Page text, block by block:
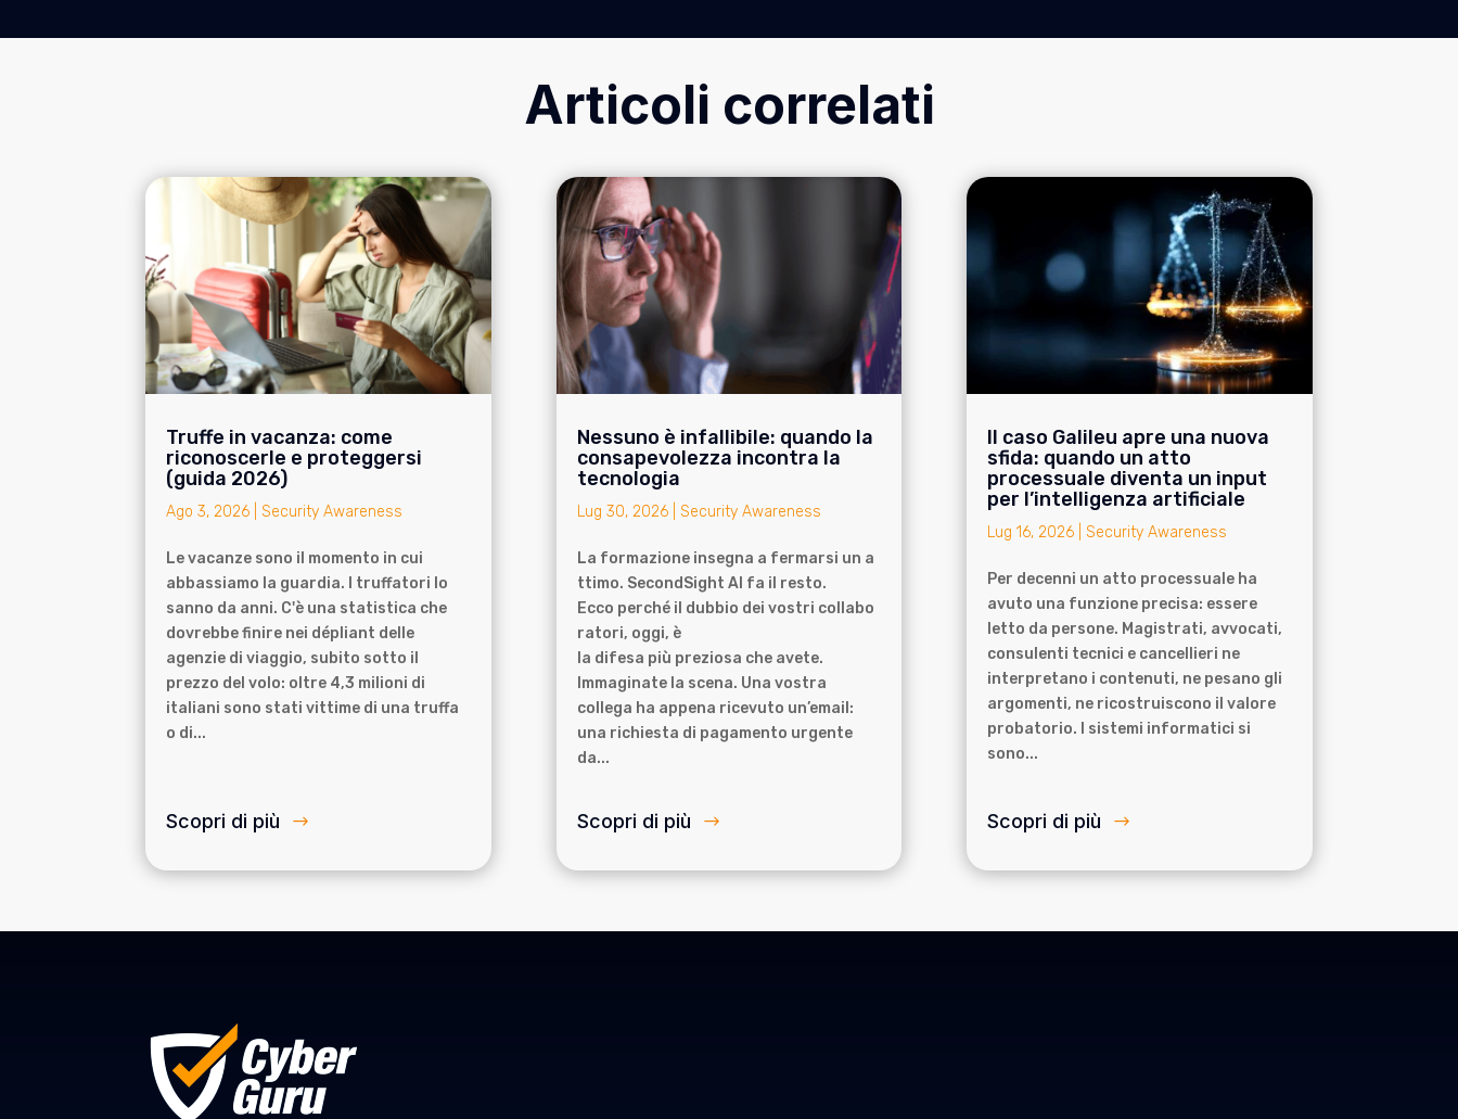
Articoli correlati
Truffe in vacanza: come
riconoscerle e proteggersi
(guida 2026)
Ago 3, 2026 |Security Awareness
Le vacanze sono il momento in cui
abbassiamo la guardia. I truffatori lo
sanno da anni. C'è una statistica che
dovrebbe finire nei dépliant delle
agenzie di viaggio, subito sotto il
prezzo del volo: oltre 4,3 milioni di
italiani sono stati vittime di una truffa
o di...
Scopri di più
Nessuno è infallibile: quando la
consapevolezza incontra la
tecnologia
Lug 30, 2026| Security Awareness
La formazione insegna a fermarsi un a
ttimo. SecondSight AI fa il resto.
Ecco perché il dubbio dei vostri collabo
ratori, oggi, è
la difesa più preziosa che avete.
Immaginate la scena. Una vostra
collega ha appena ricevuto un’email:
una richiesta di pagamento urgente
da...
Scopri di più
Il caso Galileu apre una nuova
sfida: quando un atto
processuale diventa un input
per l’intelligenza artificiale
Lug 16, 2026| Security Awareness
Per decenni un atto processuale ha
avuto una funzione precisa: essere
letto da persone. Magistrati, avvocati,
consulenti tecnici e cancellieri ne
interpretano i contenuti, ne pesano gli
argomenti, ne ricostruiscono il valore
probatorio. I sistemi informatici si
sono...
Scopri di più